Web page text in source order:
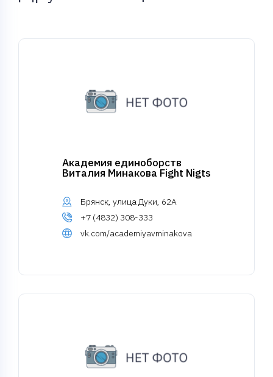
Академия единоборств
Виталия Минакова Fight Nigts
Брянск, улица Дуки, 62А
+7 (4832) 308-333
vk.com/academiyavminakova